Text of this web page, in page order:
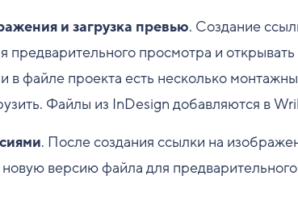
и загрузка превью. Создание
предварительного просмотра и открывать
в файле проекта есть несколько
Файлы из InDesign добавляются в
. После создания ссылки на
версию файла для